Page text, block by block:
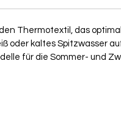
Thermotextil, das
oder kaltes Spitzwasser
für die Sommer- und